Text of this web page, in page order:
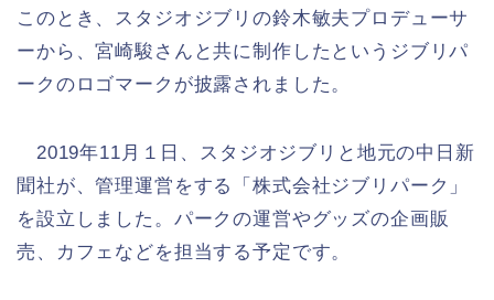
このとき、スタジオジブリの鈴木敏夫プロデューサ
ーから、宮崎駿さんと共に制作したというジブリパ
ークのロゴマークが披露されました。
2019年11月１日、スタジオジブリと地元の中日新
聞社が、管理運営をする「株式会社ジブリパーク」
を設立しました。パークの運営やグッズの企画販
売、カフェなどを担当する予定です。